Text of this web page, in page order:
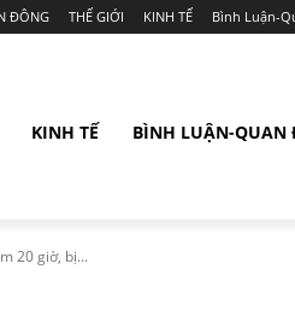
ĐÔNG THẾ GIỚI KINH TẾ Bình Luận-
KINH TẾ BÌNH LUẬN-QUAN
20 giờ, bị...